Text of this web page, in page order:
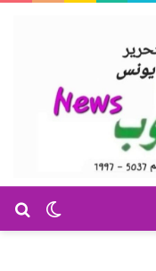
الوضع